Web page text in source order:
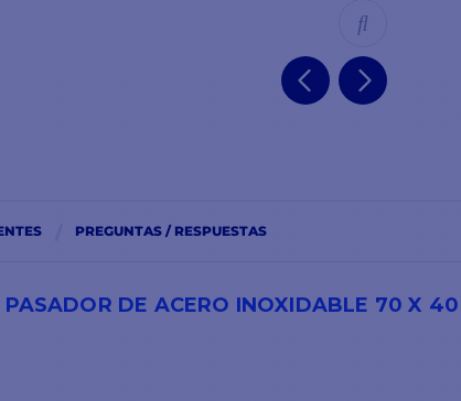
PREGUNTAS / RESPUESTAS
DE ACERO INOXIDABLE 70 X